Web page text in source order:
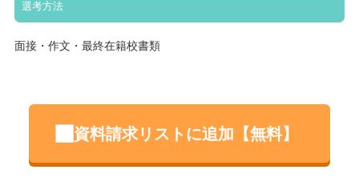
選考方法
面接・作文・最終在籍校書類
資料請求リストに追加【無料】